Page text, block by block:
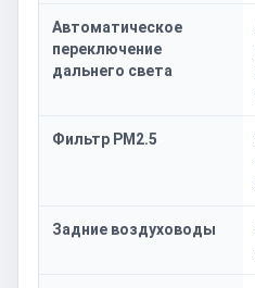
Автоматическое
переключение
дальнего света
Фильтр PM2.5
Задние воздуховоды